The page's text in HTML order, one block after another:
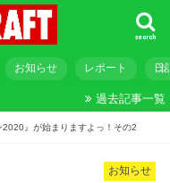
search
お知らせ レポート 日
過去記事一覧
2020』が始まりますよっ！その2
お知らせ